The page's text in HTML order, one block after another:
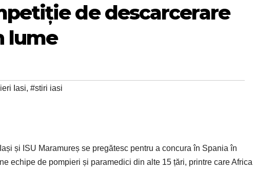
de descarcerare
lume
Iasi, #stiri iasi
și ISU Maramureș se pregătesc pentru a concura în Spania în
echipe de pompieri și paramedici din alte 15 țări, printre care Africa